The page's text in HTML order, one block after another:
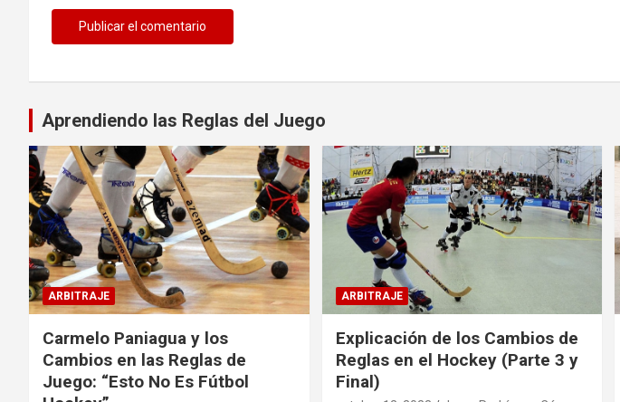
Aprendiendo las Reglas del Juego
ARBITRAJE
Carmelo Paniagua y los
Cambios en las Reglas de
Juego: “Esto No Es Fútbol
ARBITRAJE
Explicación de los Cambios de
Reglas en el Hockey (Parte 3 y
Final)